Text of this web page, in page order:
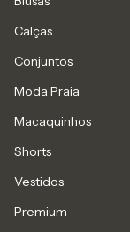
Calças
Conjuntos
Moda Praia
Macaquinhos
Shorts
Vestidos
Premium